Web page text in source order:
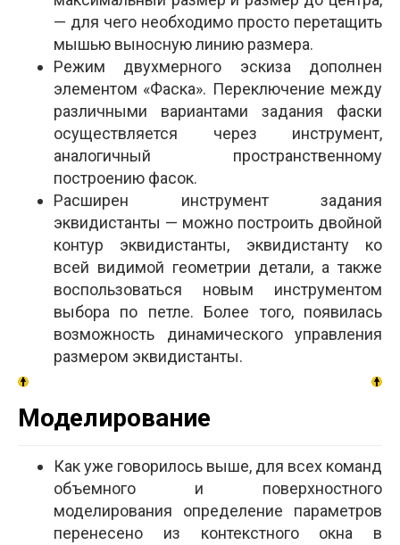
— для чего необходимо просто перетащить
мышью выносную линию размера.
Режим двухмерного эскиза дополнен
элементом «Фаска». Переключение между
различными вариантами задания фаски
осуществляется через инструмент,
аналогичный пространственному
построению фасок.
Расширен инструмент задания
эквидистанты — можно построить двойной
контур эквидистанты, эквидистанту ко
всей видимой геометрии детали, а также
воспользоваться новым инструментом
выбора по петле. Более того, появилась
возможность динамического управления
размером эквидистанты.
Моделирование
Как уже говорилось выше, для всех команд
объемного и поверхностного
моделирования определение параметров
перенесено из контекстного окна в